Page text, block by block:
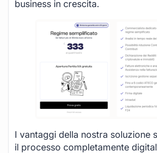
business in crescita.
I vantaggi della nostra soluzione
il processo completamente